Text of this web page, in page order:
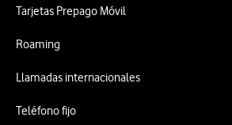
Tarjetas Prepago Móvil
Roaming
Llamadas internacionales
Teléfono fijo